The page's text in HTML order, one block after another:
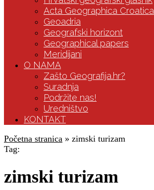
Acta Geographica Croatica
Geoadria
Geografski horizont
Geographical papers
Meridijani
O NAMA
Zašto Geografija.hr?
Suradnja
Podržite nas!
Uredništvo
KONTAKT
Početna stranica » zimski turizam
Tag:
zimski turizam